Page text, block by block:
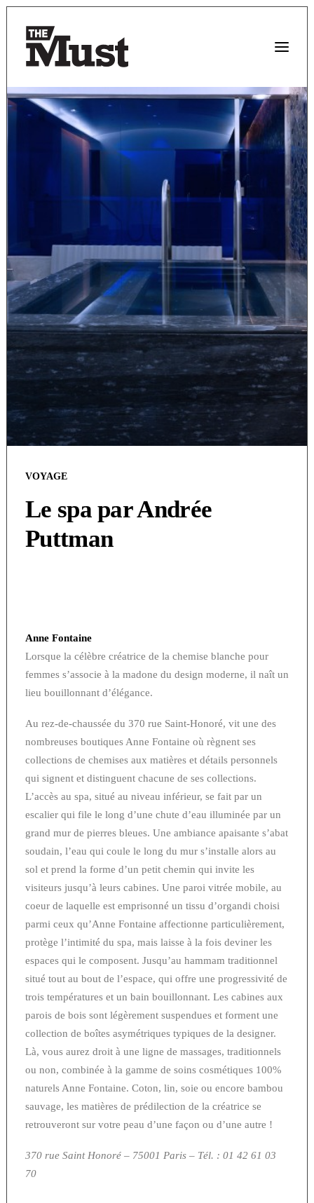
VOYAGE
Le spa par Andrée
Puttman
Anne Fontaine
Lorsque la célèbre créatrice de la chemise blanche pour
femmes s’associe à la madone du design moderne, il naît un
lieu bouillonnant d’élégance.
Au rez-de-chaussée du 370 rue Saint-Honoré, vit une des
nombreuses boutiques Anne Fontaine où règnent ses
collections de chemises aux matières et détails personnels
qui signent et distinguent chacune de ses collections.
L’accès au spa, situé au niveau inférieur, se fait par un
escalier qui file le long d’une chute d’eau illuminée par un
grand mur de pierres bleues. Une ambiance apaisante s’abat
soudain, l’eau qui coule le long du mur s’installe alors au
sol et prend la forme d’un petit chemin qui invite les
visiteurs jusqu’à leurs cabines. Une paroi vitrée mobile, au
coeur de laquelle est emprisonné un tissu d’organdi choisi
parmi ceux qu’Anne Fontaine affectionne particulièrement,
protège l’intimité du spa, mais laisse à la fois deviner les
espaces qui le composent. Jusqu’au hammam traditionnel
situé tout au bout de l’espace, qui offre une progressivité de
trois températures et un bain bouillonnant. Les cabines aux
parois de bois sont légèrement suspendues et forment une
collection de boîtes asymétriques typiques de la designer.
Là, vous aurez droit à une ligne de massages, traditionnels
ou non, combinée à la gamme de soins cosmétiques 100%
naturels Anne Fontaine. Coton, lin, soie ou encore bambou
sauvage, les matières de prédilection de la créatrice se
retrouveront sur votre peau d’une façon ou d’une autre !
370 rue Saint Honoré – 75001 Paris – Tél. : 01 42 61 03
70